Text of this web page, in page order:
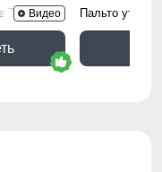
7753Ch
Видео Пальто